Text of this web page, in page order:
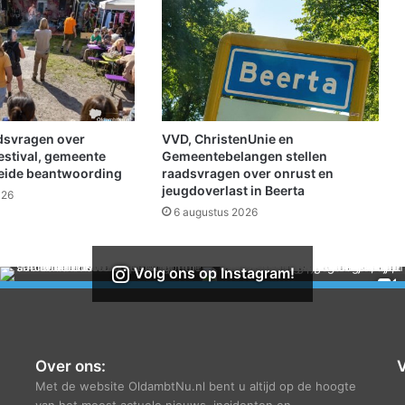
c
h
o
t
e
n
e
s
n
,
k
a
over
gemeente
beantwoording
VVD, ChristenUnie en
Gemeentebelangen stellen
raadsvragen over onrust en
jeugdoverlast in Beerta
6 augustus 2026
Volg ons op Instagram!
Over ons:
Met de website OldambtNu.nl bent u altijd op de hoogte